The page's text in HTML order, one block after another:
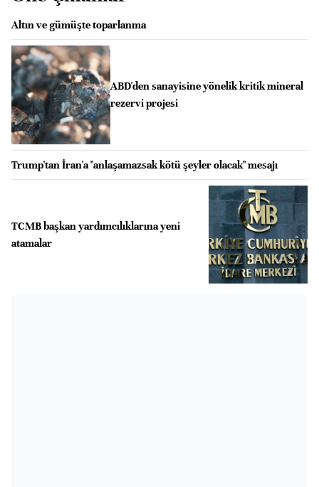
Altın ve gümüşte toparlanma
ABD'den sanayisine yönelik kritik mineral
rezervi projesi
Trump'tan İran'a "anlaşamazsak kötü şeyler olacak" mesajı
TCMB başkan yardımcılıklarına yeni
atamalar